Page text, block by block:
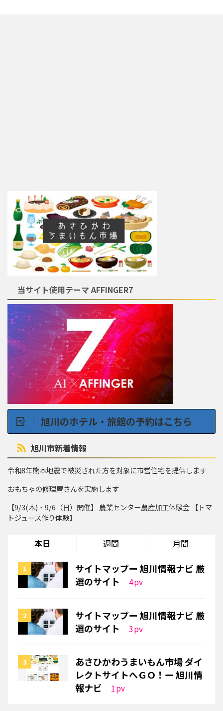
当サイト使用テーマ AFFINGER7
旭川のホテル・旅館の予約はこちら
旭川市新着情報
令和8年熊本地震で被災された方を対象に市営住宅を提供します
おもちゃの修理屋さんを実施します
【9/3(木)・9/6（日）開催】 農業センター農産加工体験会 【トマ
トジュース作り体験】
本日 週間 月間
サイトマップー 旭川情報ナビ 厳
選のサイト
4pv
サイトマップー 旭川情報ナビ 厳
選のサイト
3pv
あさひかわうまいもん市場 ダイ
レクトサイトへＧＯ！ー 旭川情
報ナビ
1pv